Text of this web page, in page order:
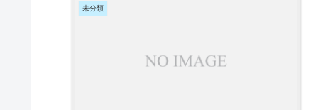
未分類